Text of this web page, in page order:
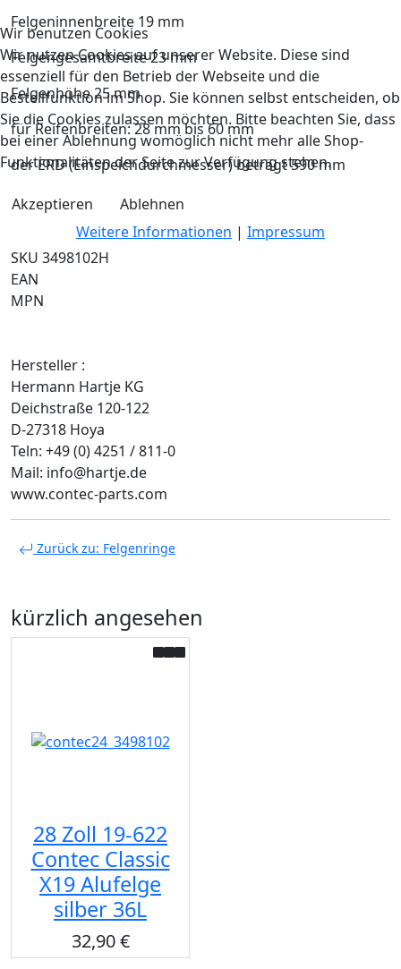
Felgeninnenbreite 19 mm
Felgengesamtbreite 23 mm
Felgenhöhe 25 mm
für Reifenbreiten: 28 mm bis 60 mm
der ERD (Einspeichdurchmesser) beträgt 590 mm
SKU 3498102H
EAN
MPN
Hersteller :
Hermann Hartje KG
Deichstraße 120-122
D-27318 Hoya
Teln: +49 (0) 4251 / 811-0
Mail: info@hartje.de
www.contec-parts.com
Zurück zu: Felgenringe
kürzlich angesehen
28 Zoll 19-622
Contec Classic
X19 Alufelge
silber 36L
32,90 €
Wir benutzen Cookies
Wir nutzen Cookies auf unserer Website. Diese sind
essenziell für den Betrieb der Webseite und die
Bestellfunktion im Shop. Sie können selbst entscheiden, ob
Sie die Cookies zulassen möchten. Bitte beachten Sie, dass
bei einer Ablehnung womöglich nicht mehr alle Shop-
Funktionalitäten der Seite zur Verfügung stehen.
Akzeptieren
Ablehnen
Weitere Informationen | Impressum